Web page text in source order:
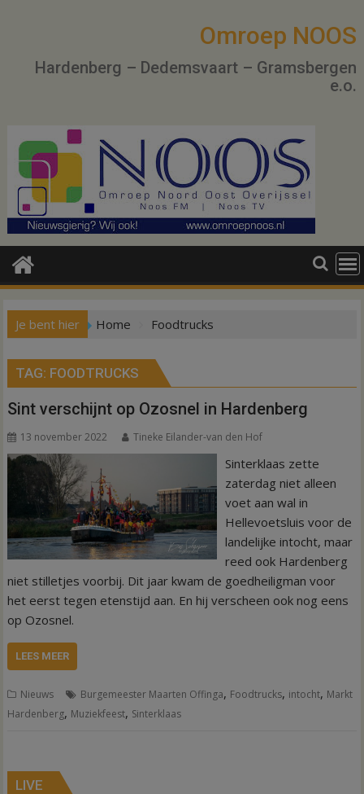
Omroep NOOS
Hardenberg – Dedemsvaart – Gramsbergen
e.o.
Je bent hier Home Foodtrucks
TAG: FOODTRUCKS
Sint verschijnt op Ozosnel in Hardenberg
13 november 2022 Tineke Eilander-van den Hof
Sinterklaas zette
zaterdag niet alleen
voet aan wal in
Hellevoetsluis voor de
landelijke intocht, maar
reed ook Hardenberg
niet stilletjes voorbij. Dit jaar kwam de goedheiligman voor
het eerst tegen etenstijd aan. En hij verscheen ook nog eens
op Ozosnel.
LEES MEER
Nieuws Burgemeester Maarten Offinga, Foodtrucks, intocht, Markt
Hardenberg, Muziekfeest, Sinterklaas
LIVE